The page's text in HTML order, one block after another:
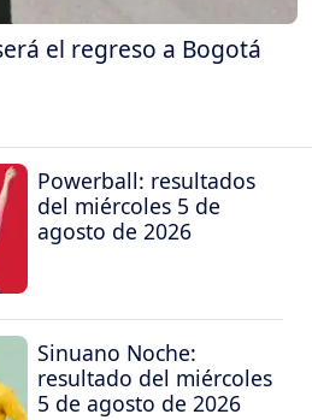
el regreso a Bogotá
Powerball: resultados
del miércoles 5 de
agosto de 2026
Sinuano Noche:
resultado del miércoles
5 de agosto de 2026